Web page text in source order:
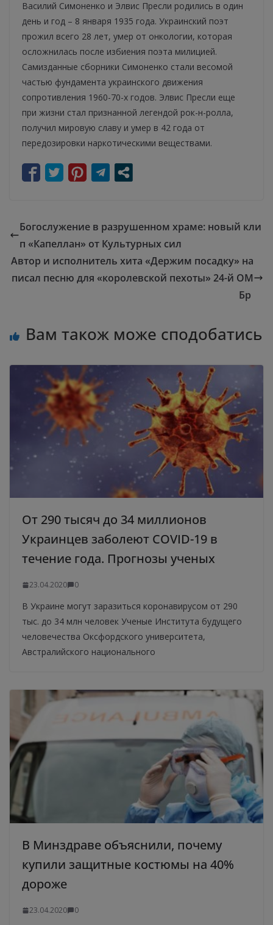
Василий Симоненко и Элвис Пресли родились в один
день и год – 8 января 1935 года. Украинский поэт
прожил всего 28 лет, умер от онкологии, которая
осложнилась после избиения поэта милицией.
Самизданные сборники Симоненко стали весомой
частью фундамента украинского движения
сопротивления 1960-70-х годов. Элвис Пресли еще
при жизни стал признанной легендой рок-н-ролла,
получил мировую славу и умер в 42 года от
передозировки наркотическими веществами.
Богослужение в разрушенном храме: новый кли
п «Капеллан» от Культурных сил
Автор и исполнитель хита «Держим посадку» на
писал песню для «королевской пехоты» 24-й ОМ
Бр
Вам також може сподобатись
От 290 тысяч до 34 миллионов
Украинцев заболеют СOVID-19 в
течение года. Прогнозы ученых
23.04.2020 0
В Украине могут заразиться коронавирусом от 290
тыс. до 34 млн человек Ученые Института будущего
человечества Оксфордского университета,
Австралийского национального
В Минздраве объяснили, почему
купили защитные костюмы на 40%
дороже
23.04.2020 0